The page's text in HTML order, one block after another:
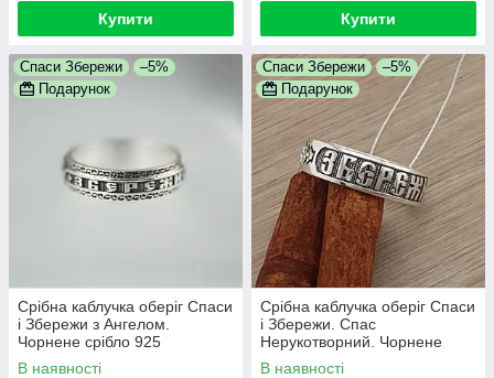
Купити Купити
Спаси Збережи
–5%
Подарунок
Срібна каблучка оберіг Спаси
і Збережи з Ангелом.
Чорнене срібло 925
В наявності
Спаси Збережи
–5%
Подарунок
Срібна каблучка оберіг Спаси
і Збережи. Спас
Нерукотворний. Чорнене
срібло 925 19 розмір
В наявності